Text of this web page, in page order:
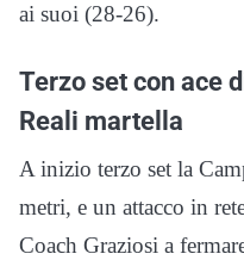
ai suoi (28-26).
Terzo set con ace
Reali martella
A inizio terzo set la
metri, e un attacco in
Coach Graziosi a